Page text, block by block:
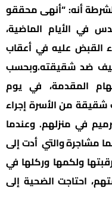
أنه: “أنهى محققو
الأيام الماضية،
القبض عليه في أعقاب
ضد شقيقته.وبحسب
المقدمة، في يوم
شقيقة من الأسرة إجراء
في منزلهم. وعندما
مشاجرة والتي أدت إلى
ولكمها وركلها في
احتاجت الضحية إلى